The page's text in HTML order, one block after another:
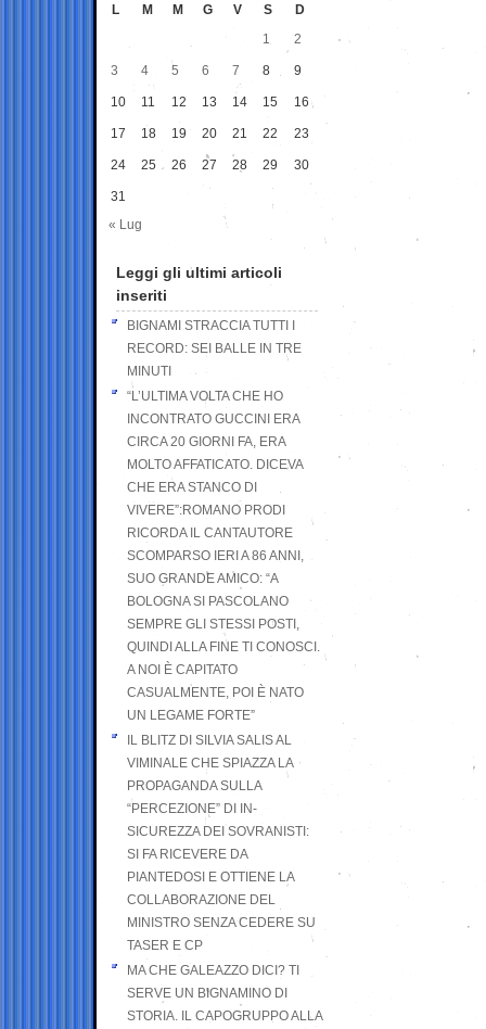
L M M G V S
D
1
2
3 4 5 6 7 8 9
10 11 12 13 14 15 16
17 18 19 20 21 22 23
24 25 26 27 28 29 30
31
« Lug
Leggi gli ultimi articoli
inseriti
BIGNAMI STRACCIA TUTTI I
RECORD: SEI BALLE IN TRE
MINUTI
“L’ULTIMA VOLTA CHE HO
INCONTRATO GUCCINI ERA
CIRCA 20 GIORNI FA, ERA
MOLTO AFFATICATO. DICEVA
CHE ERA STANCO DI
VIVERE”:ROMANO PRODI
RICORDA IL CANTAUTORE
SCOMPARSO IERI A 86 ANNI,
SUO GRANDE AMICO: “A
BOLOGNA SI PASCOLANO
SEMPRE GLI STESSI POSTI,
QUINDI ALLA FINE TI CONOSCI.
A NOI È CAPITATO
CASUALMENTE, POI È NATO
UN LEGAME FORTE”
IL BLITZ DI SILVIA SALIS AL
VIMINALE CHE SPIAZZA LA
PROPAGANDA SULLA
“PERCEZIONE” DI IN-
SICUREZZA DEI SOVRANISTI:
SI FA RICEVERE DA
PIANTEDOSI E OTTIENE LA
COLLABORAZIONE DEL
MINISTRO SENZA CEDERE SU
TASER E CP
MA CHE GALEAZZO DICI? TI
SERVE UN BIGNAMINO DI
STORIA. IL CAPOGRUPPO ALLA